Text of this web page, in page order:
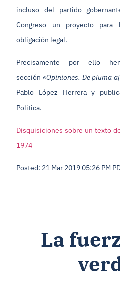
incluso del partido
Congreso un proyecto
obligación legal.
Precisamente por ello
sección «Opiniones. De pluma
Pablo López Herrera y
Politica.
Disquisiciones sobre un texto
1974
Posted: 21 Mar 2019 05:26 PM
La